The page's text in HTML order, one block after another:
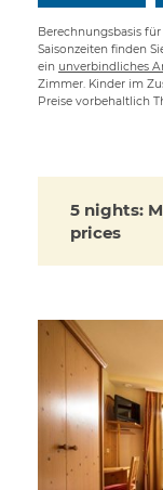
Berechnungsbasis
Saisonzeiten finden
ein unverbindliches
Zimmer. Kinder im
Preise vorbehaltlich
5 nights:
prices